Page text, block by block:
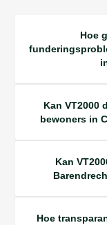
Hoe
Kan VT2000
bewoners in
Kan
Hoe